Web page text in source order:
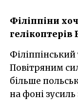
Філіппіни
гелікоптерів
Філіппінський уряд надав своїм
Повітряним
більше
на фоні зусиль